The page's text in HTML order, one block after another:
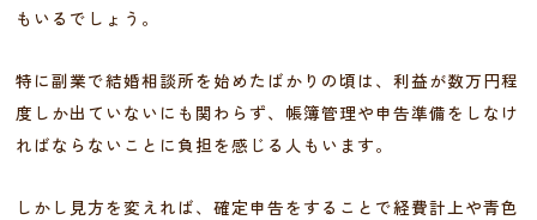
もいるでしょう。
特に副業で結婚相談所を始めたばかりの頃は、利益が数万円程
度しか出ていないにも関わらず、帳簿管理や申告準備をしなけ
ればならないことに負担を感じる人もいます。
しかし見方を変えれば、確定申告をすることで経費計上や青色